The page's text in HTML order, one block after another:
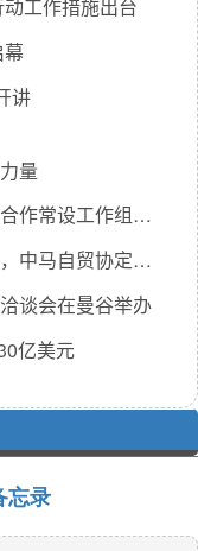
工作措施出台
讲
量
中俄边境地方经贸合作和经济特区合作常设工作组第六次会议及中俄森林资源开发和利用常设工作小组第二十一次会议在莫斯科举行
中国成为马尔代夫最大进口来源国，中马自贸协定效应持续显现
谈会在曼谷举办
亿美元
忘录